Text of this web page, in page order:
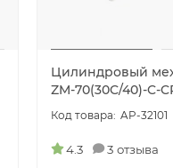
Цилиндровый
ZM-70(30C/40)-C-
AP-32101
4.3 3 отзыва